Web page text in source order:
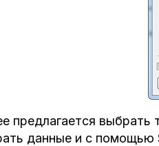
предлагается
данные и с помощью